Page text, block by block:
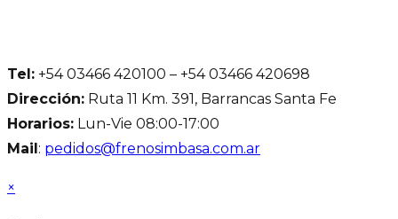
Tel: +54 03466 420100 – +54 03466 420698
Dirección: Ruta 11 Km. 391, Barrancas Santa Fe
Horarios: Lun-Vie 08:00-17:00
Mail : pedidos@frenosimbasa.com.ar
×